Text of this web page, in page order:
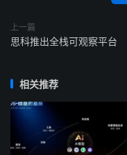
上一篇
思科推出全栈可观察平台
相关推荐